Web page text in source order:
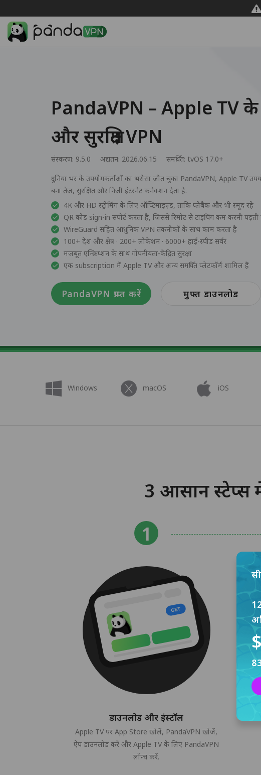
PandaVPN – Apple TV
और सुरक्षित VPN
संस्करण: 9.5.0 अद्यतन: 2026.06.15 समर्थित: tvOS 17.0+
दुनिया भर के उपयोगकर्ताओं का भरोसा जीत चुका PandaVPN, Apple TV
बना तेज, सुरक्षित और निजी इंटरनेट कनेक्शन देता है.
4K और HD स्ट्रीमिंग के लिए ऑप्टिमाइज़्ड, ताकि प्लेबैक और भी स्मूद रहे
QR कोड sign-in सपोर्ट करता है, जिससे रिमोट से टाइपिंग कम करनी पड़ती
WireGuard सहित आधुनिक VPN तकनीकों के साथ काम करता है
100+ देश और क्षेत्र · 200+ लोकेशन · 6000+ हाई-स्पीड सर्वर
मजबूत एन्क्रिप्शन के साथ गोपनीयता-केंद्रित सुरक्षा
एक subscription में Apple TV और अन्य समर्थित प्लेटफॉर्म शामिल हैं
PandaVPN प्राप्त करें मुफ्त डाउनलोड
Windows macOS iOS
3 आसान स्टेप्स
डाउनलोड और इंस्टॉल
Apple TV पर App Store खोलें, PandaVPN खोजें,
ऐप डाउनलोड करें और Apple TV के लिए PandaVPN
लॉन्च करें.